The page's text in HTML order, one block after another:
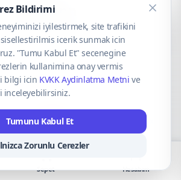
CaseOnn
Tüm hakları saklıdır.
VISA Mastercard
Bildirimi
iyilestirmek, site trafikini
icerik sunmak icin
"Tumu Kabul Et" secenegine
kullanimina onay vermis
bilgi icin KVKK Aydinlatma Metni ve
inceleyebilirsiniz.
Tumunu Kabul Et
Zorunlu Cerezler
Sepet Hesabım